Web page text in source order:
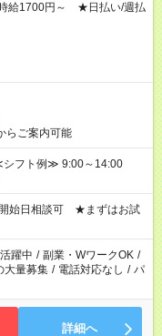
給1700円～ ★日払い/週払
ご案内可能
開始日相談可 ★まずはお試
躍中 / 副業・WワークOK /
大量募集 / 電話対応なし / パ
詳細へ